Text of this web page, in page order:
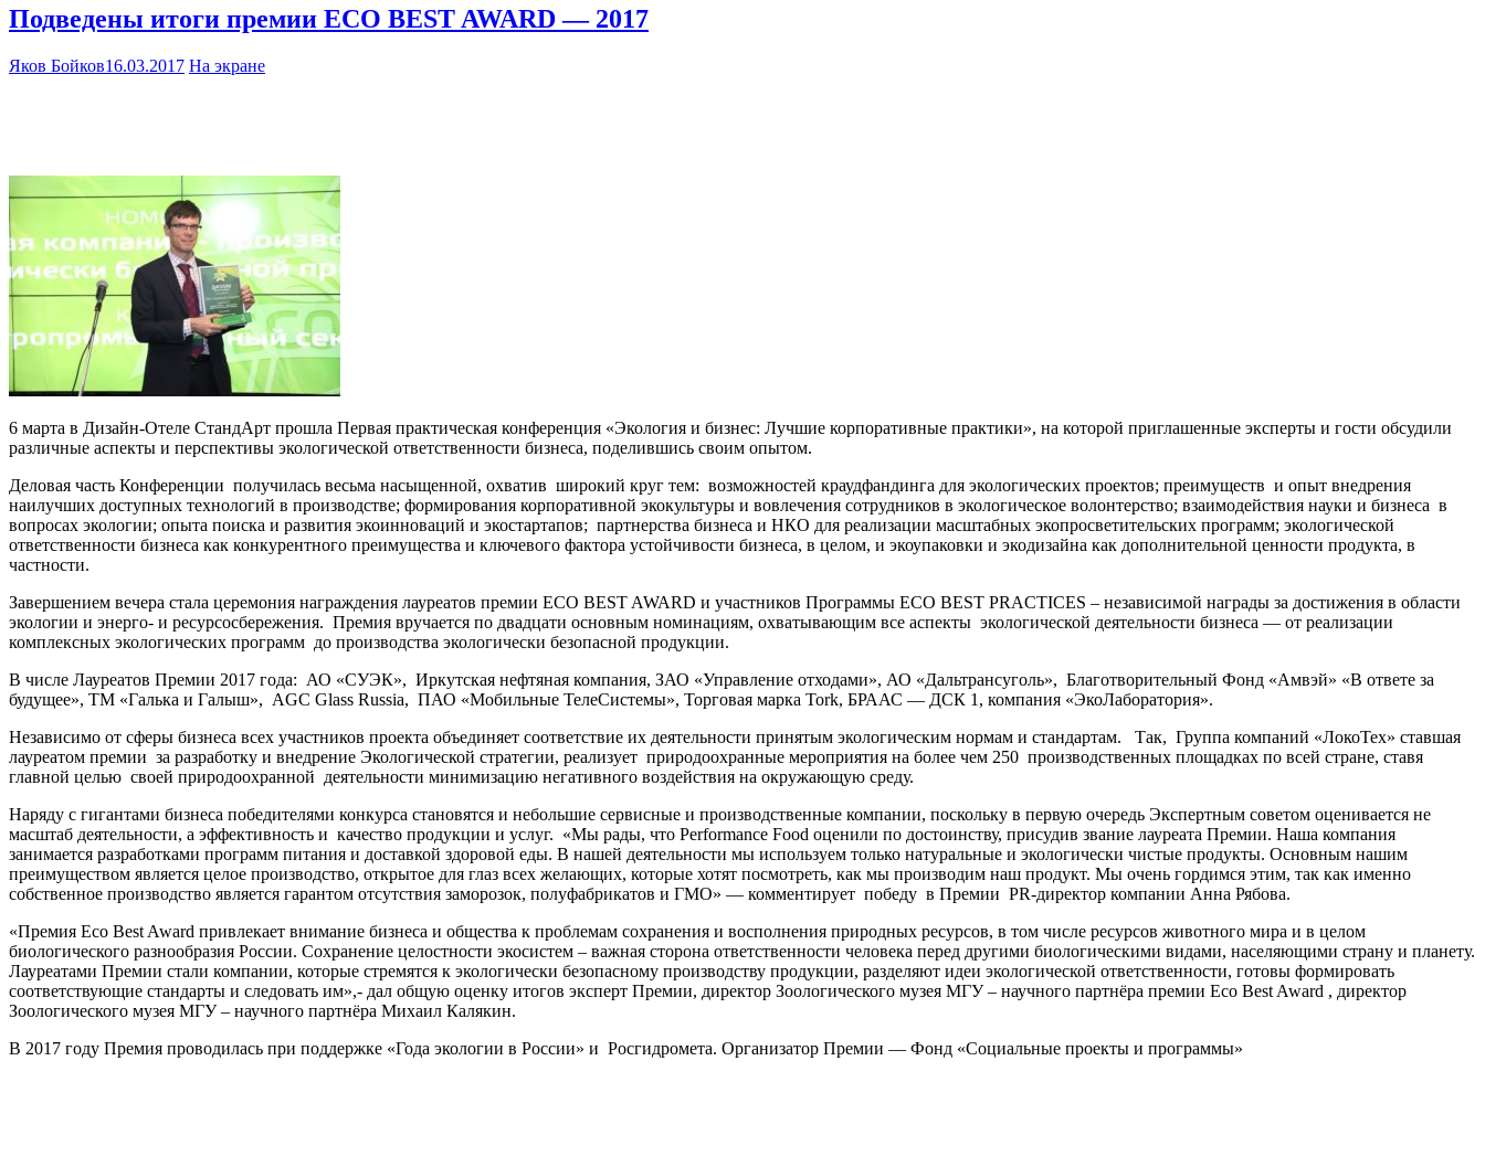
Подведены итоги премии ECO BEST AWARD — 2017
Яков Бойков16.03.2017 На экране
6 марта в Дизайн-Отеле СтандАрт прошла Первая практическая конференция «Экология и бизнес: Лучшие корпоративные практики», на которой приглашенные эксперты и гости обсудили
различные аспекты и перспективы экологической ответственности бизнеса, поделившись своим опытом.
Деловая часть Конференции получилась весьма насыщенной, охватив широкий круг тем: возможностей краудфандинга для экологических проектов; преимуществ и опыт внедрения
наилучших доступных технологий в производстве; формирования корпоративной экокультуры и вовлечения сотрудников в экологическое волонтерство; взаимодействия науки и бизнеса в
вопросах экологии; опыта поиска и развития экоинноваций и экостартапов; партнерства бизнеса и НКО для реализации масштабных экопросветительских программ; экологической
ответственности бизнеса как конкурентного преимущества и ключевого фактора устойчивости бизнеса, в целом, и экоупаковки и экодизайна как дополнительной ценности продукта, в
частности.
Завершением вечера стала церемония награждения лауреатов премии ECO BEST AWARD и участников Программы ECO BEST PRACTICES – независимой награды за достижения в области
экологии и энерго- и ресурсосбережения. Премия вручается по двадцати основным номинациям, охватывающим все аспекты экологической деятельности бизнеса — от реализации
комплексных экологических программ до производства экологически безопасной продукции.
В числе Лауреатов Премии 2017 года: АО «СУЭК», Иркутская нефтяная компания, ЗАО «Управление отходами», АО «Дальтрансуголь», Благотворительный Фонд «Амвэй» «В ответе за
будущее», ТМ «Галька и Галыш», AGC Glass Russia, ПАО «Мобильные ТелеСистемы», Торговая марка Tork, БРААС — ДСК 1, компания «ЭкоЛаборатория».
Независимо от сферы бизнеса всех участников проекта объединяет соответствие их деятельности принятым экологическим нормам и стандартам. Так, Группа компаний «ЛокоТех» ставшая
лауреатом премии за разработку и внедрение Экологической стратегии, реализует природоохранные мероприятия на более чем 250 производственных площадках по всей стране, ставя
главной целью своей природоохранной деятельности минимизацию негативного воздействия на окружающую среду.
Наряду с гигантами бизнеса победителями конкурса становятся и небольшие сервисные и производственные компании, поскольку в первую очередь Экспертным советом оценивается не
масштаб деятельности, а эффективность и качество продукции и услуг. «Мы рады, что Performance Food оценили по достоинству, присудив звание лауреата Премии. Наша компания
занимается разработками программ питания и доставкой здоровой еды. В нашей деятельности мы используем только натуральные и экологически чистые продукты. Основным нашим
преимуществом является целое производство, открытое для глаз всех желающих, которые хотят посмотреть, как мы производим наш продукт. Мы очень гордимся этим, так как именно
собственное производство является гарантом отсутствия заморозок, полуфабрикатов и ГМО» — комментирует победу в Премии PR-директор компании Анна Рябова.
«Премия Eco Best Award привлекает внимание бизнеса и общества к проблемам сохранения и восполнения природных ресурсов, в том числе ресурсов животного мира и в целом
биологического разнообразия России. Сохранение целостности экосистем – важная сторона ответственности человека перед другими биологическими видами, населяющими страну и планету.
Лауреатами Премии стали компании, которые стремятся к экологически безопасному производству продукции, разделяют идеи экологической ответственности, готовы формировать
соответствующие стандарты и следовать им»,- дал общую оценку итогов эксперт Премии, директор Зоологического музея МГУ – научного партнёра премии Eco Best Award , директор
Зоологического музея МГУ – научного партнёра Михаил Калякин.
В 2017 году Премия проводилась при поддержке «Года экологии в России» и Росгидромета. Организатор Премии — Фонд «Социальные проекты и программы»